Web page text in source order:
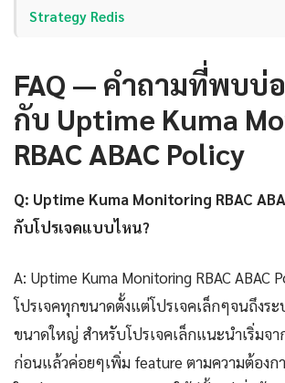
Strategy Redis
FAQ — คำถามที่พบบ่
กับ Uptime Kuma
RBAC ABAC Policy
Q: Uptime Kuma Monitoring RBAC
กับโปรเจคแบบไหน?
A: Uptime Kuma Monitoring RBAC ABAC
โปรเจคทุกขนาดตั้งแต่โปรเจคเล็กๆจนถึงร
ขนาดใหญ่ สำหรับโปรเจคเล็กแนะนำเริ่มจ
ก่อนแล้วค่อยๆเพิ่ม feature ตามความต้องก